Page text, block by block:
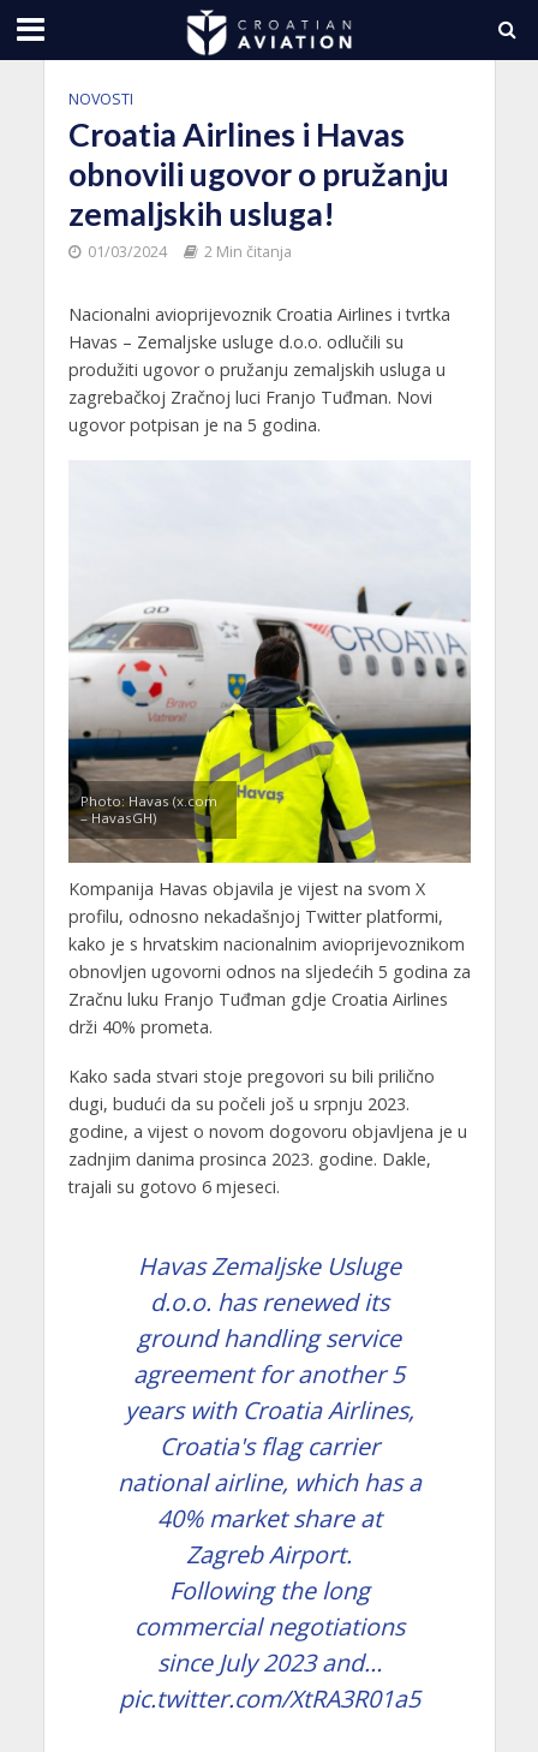
NOVOSTI
Croatia Airlines i Havas
obnovili ugovor o pružanju
zemaljskih usluga!
01/03/2024 2 Min čitanja
Nacionalni avioprijevoznik Croatia Airlines i tvrtka
Havas – Zemaljske usluge d.o.o. odlučili su
produžiti ugovor o pružanju zemaljskih usluga u
zagrebačkoj Zračnoj luci Franjo Tuđman. Novi
ugovor potpisan je na 5 godina.
Photo: Havas (x.com
– HavasGH)
Kompanija Havas objavila je vijest na svom X
profilu, odnosno nekadašnjoj Twitter platformi,
kako je s hrvatskim nacionalnim avioprijevoznikom
obnovljen ugovorni odnos na sljedećih 5 godina za
Zračnu luku Franjo Tuđman gdje Croatia Airlines
drži 40% prometa.
Kako sada stvari stoje pregovori su bili prilično
dugi, budući da su počeli još u srpnju 2023.
godine, a vijest o novom dogovoru objavljena je u
zadnjim danima prosinca 2023. godine. Dakle,
trajali su gotovo 6 mjeseci.
Havas Zemaljske Usluge
d.o.o. has renewed its
ground handling service
agreement for another 5
years with Croatia Airlines,
Croatia's flag carrier
national airline, which has a
40% market share at
Zagreb Airport.
Following the long
commercial negotiations
since July 2023 and…
pic.twitter.com/XtRA3R01a5